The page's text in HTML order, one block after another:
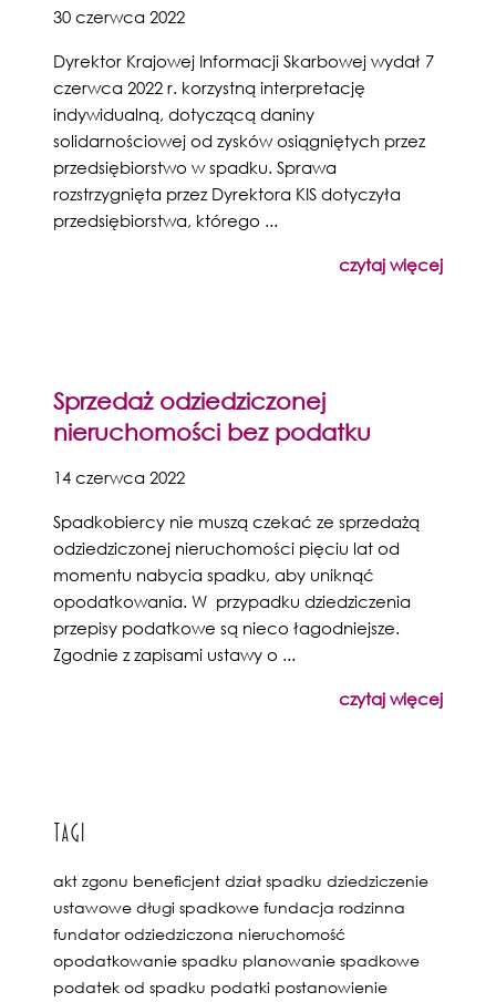
30 czerwca 2022
Dyrektor Krajowej Informacji Skarbowej wydał 7
czerwca 2022 r. korzystną interpretację
indywidualną, dotyczącą daniny
solidarnościowej od zysków osiągniętych przez
przedsiębiorstwo w spadku. Sprawa
rozstrzygnięta przez Dyrektora KIS dotyczyła
przedsiębiorstwa, którego ...
czytaj więcej
Sprzedaż odziedziczonej
nieruchomości bez podatku
14 czerwca 2022
Spadkobiercy nie muszą czekać ze sprzedażą
odziedziczonej nieruchomości pięciu lat od
momentu nabycia spadku, aby uniknąć
opodatkowania. W przypadku dziedziczenia
przepisy podatkowe są nieco łagodniejsze.
Zgodnie z zapisami ustawy o ...
czytaj więcej
Tagi
akt zgonu beneficjent dział spadku dziedziczenie
ustawowe długi spadkowe fundacja rodzinna
fundator odziedziczona nieruchomość
opodatkowanie spadku planowanie spadkowe
podatek od spadku podatki postanowienie